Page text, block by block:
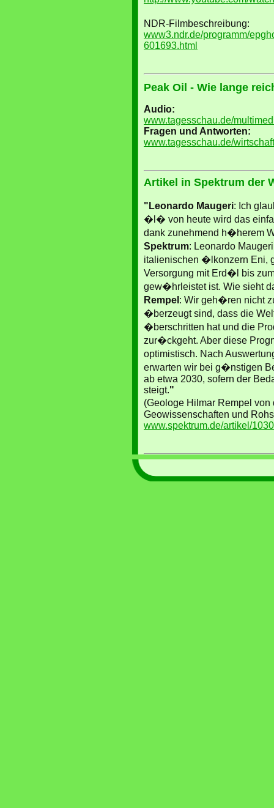
NDR-Filmbeschreibung:
www3.ndr.de/programm/
601693.html
Peak Oil - Wie lange
Audio:
www.tagesschau.de/
Fragen und Antworten:
www.tagesschau.de/
Artikel in Spektrum der
"Leonardo Maugeri: Ich
�l� von heute wird das
dank zunehmend h�herem
Spektrum: Leonardo
italienischen �lkonzern Eni,
Versorgung mit Erd�l bis
gew�hrleistet ist. Wie sieht
Rempel : Wir geh�ren nicht
�berzeugt sind, dass die
�berschritten hat und die
zur�ckgeht. Aber diese
optimistisch. Nach
erwarten wir bei g�nstigen
ab etwa 2030, sofern der
steigt."
(Geologe Hilmar Rempel
Geowissenschaften und
www.spektrum.de/artikel/